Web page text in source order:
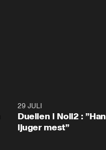
29 JULI
Duellen i Noll2 : ”Han
ljuger mest”